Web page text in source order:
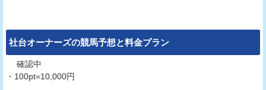
社台オーナーズの競馬予想と料金プラン
確認中
・100pt=10,000円